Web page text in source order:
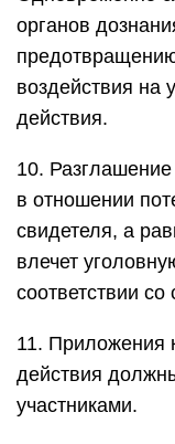
органов
воздействия на
действия.
10.
в отношении
свидетеля, а
влечет
соответствии со
11. Приложения
действия
участниками.